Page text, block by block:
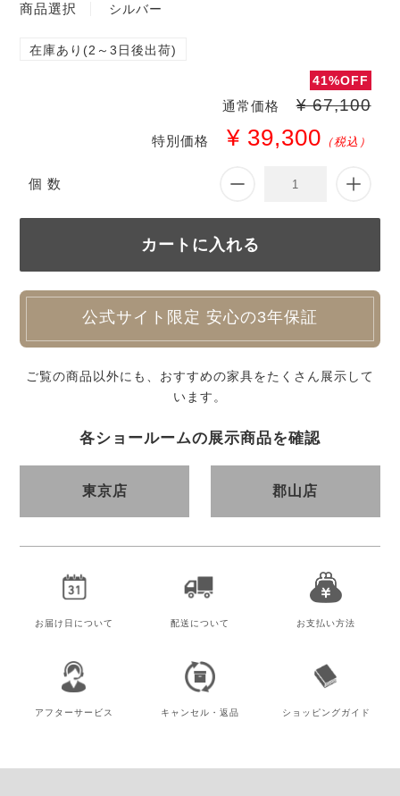
商品選択 シルバー
在庫あり(2～3日後出荷)
個 数
41%OFF
通常価格 ¥ 67,100
特別価格 ¥ 39,300 （税込）
公式サイト限定 安心の3年保証
ご覧の商品以外にも、おすすめの家具をたくさん展示して
います。
各ショールームの展示商品を確認
東京店 郡山店
お届け日 について 配送について お支払い方法
アフターサービス キャンセル・ 返品 ショッピングガイド